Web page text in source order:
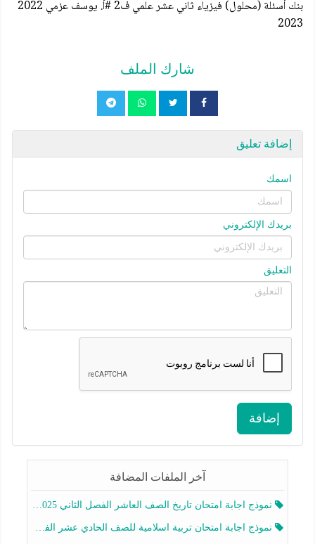
بنك أسئلة (محلول) فيزياء ثاني عشر علمي ف2 #أ. يوسف عزمي 2022
2023
شارك الملف
إضافة تعليق
اسمك
بريدك الإلكتروني
التعليق
إضافة
آخر الملفات المضافة
نموذج اجابة امتحان تاريخ الصف العاشر الفصل الثاني 2025-2026
نموذج اجابة امتحان تربية اسلامية للصف الحادي عشر الفصل الثاني 2025-2026